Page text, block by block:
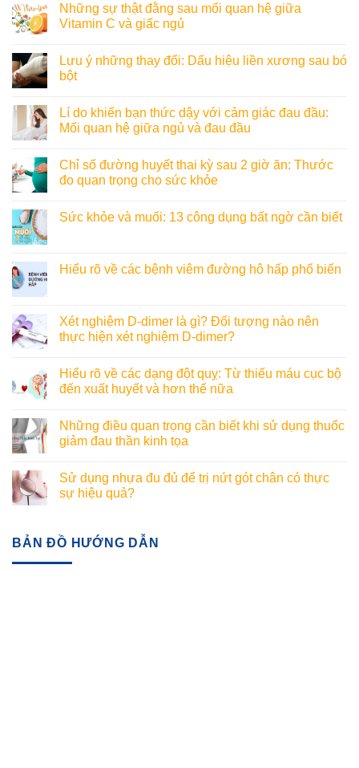
Những sự thật đằng sau mối quan hệ giữa
Vitamin C và giấc ngủ
Lưu ý những thay đổi: Dấu hiệu liền xương sau bó
bột
Lí do khiến bạn thức dậy với cảm giác đau đầu:
Mối quan hệ giữa ngủ và đau đầu
Chỉ số đường huyết thai kỳ sau 2 giờ ăn: Thước
đo quan trọng cho sức khỏe
Sức khỏe và muối: 13 công dụng bất ngờ cần biết
Hiểu rõ về các bệnh viêm đường hô hấp phổ biến
Xét nghiệm D-dimer là gì? Đối tượng nào nên
thực hiện xét nghiệm D-dimer?
Hiểu rõ về các dạng đột quỵ: Từ thiếu máu cục bộ
đến xuất huyết và hơn thế nữa
Những điều quan trọng cần biết khi sử dụng thuốc
giảm đau thần kinh tọa
Sử dụng nhựa đu đủ để trị nứt gót chân có thực
sự hiệu quả?
BẢN ĐỒ HƯỚNG DẪN